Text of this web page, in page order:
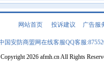
网站首页| 投诉建议 广告服
QQ客服
Copyright 2026 afmh.cn All Rights